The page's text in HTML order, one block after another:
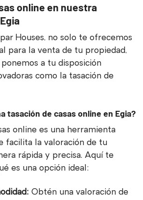
online en nuestra
Houses, no solo te ofrecemos
para la venta de tu propiedad,
a tu disposición
como la tasación de
tasación de casas online en Egia?
online es una herramienta
facilita la valoración de tu
rápida y precisa. Aquí te
es una opción ideal:
Obtén una valoración de